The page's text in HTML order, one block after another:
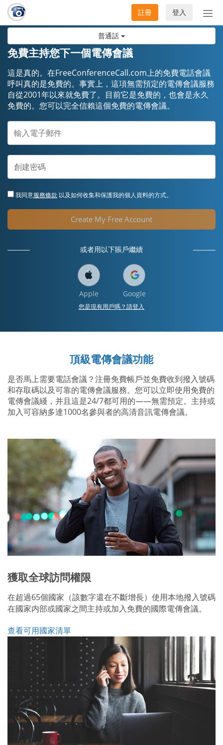
普通話
切
換
登入
註冊
免費主持您下一個電傳會議
這是真的。在FreeConferenceCall.com上的免費電話會議
呼叫真的是免費的。事實上，這項無需預定的電傳會議服務
自從2001年以來就免費了。目前它是免費的，也會是永久
免費的。您可以完全信賴這個免費的電傳會議。
我同意服務條款 以及如何收集和保護我的個人資料的方式。
Create My Free Account
或者用以下賬戶繼續
Apple Google
您是現有用戶嗎？請登入
頂級電傳會議功能
是否馬上需要電話會議？注冊免費帳戶並免費收到撥入號碼
和存取碼以及可靠的電傳會議服務。您可以立即使用免費的
電傳會議綫，并且這是24/7都可用的——無需預定。主持或
加入可容納多達1000名參與者的高清音訊電傳會議。
獲取全球訪問權限
在超過65個國家（該數字還在不斷增長）使用本地撥入號碼
在國家内部或國家之間主持或加入免費的國際電傳會議。
查看可用國家清單